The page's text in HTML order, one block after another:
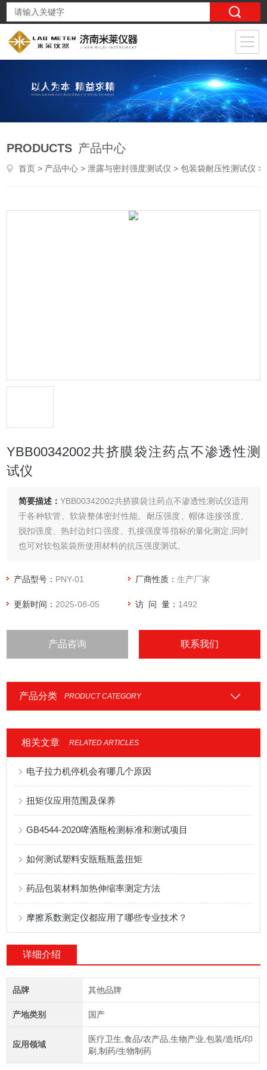
PRODUCTS 产品中心
首页 > 产品中心 >泄露与密封强度测试仪 >包装袋耐压性测试仪 > PNY-01YBB00342002共挤膜袋注药点不渗透性测试仪
YBB00342002共挤膜袋注药点不渗透性测
试仪
简要描述：YBB00342002共挤膜袋注药点不渗透性测试仪适用
于各种软管、软袋整体密封性能、耐压强度、帽体连接强度、
脱扣强度、热封边封口强度、扎接强度等指标的量化测定;同时
也可对软包装袋所使用材料的抗压强度测试。
产品型号： PNY-01 厂商性质：生产厂家
更新时间： 2025-08-05 访 问 量： 1492
产品咨询 联系我们
产品分类 PRODUCT CATEGORY
相关文章 RELATED ARTICLES
电子拉力机停机会有哪几个原因
扭矩仪应用范围及保养
GB4544-2020啤酒瓶检测标准和测试项目
如何测试塑料安瓿瓶瓶盖扭矩
药品包装材料加热伸缩率测定方法
摩擦系数测定仪都应用了哪些专业技术？
详细介绍
品牌 其他品牌
产地类别 国产
应用领域
医疗卫生,食品/农产品,生物产业,包装/造纸/印
刷,制药/生物制药